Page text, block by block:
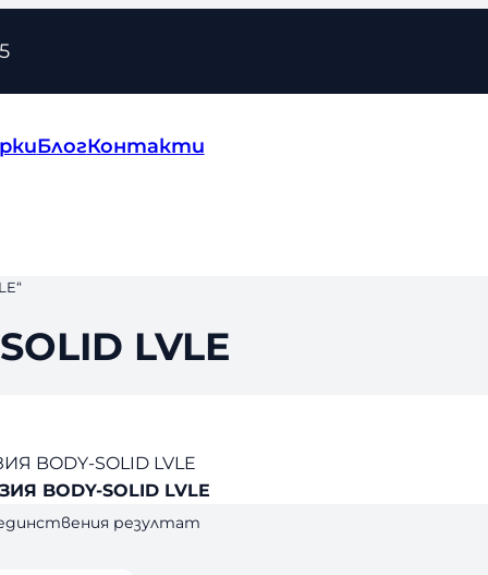
БлогКонтакти
LVLE
BODY-SOLID LVLE
BODY-SOLID LVLE
резултат